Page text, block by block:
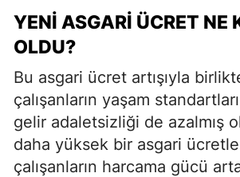
YENI ASGARI ÜCRET NE
OLDU?
Bu asgari ücret artışıyla
çalışanların yaşam
gelir adaletsizliği de azalmış
daha yüksek bir asgari
çalışanların harcama gücü